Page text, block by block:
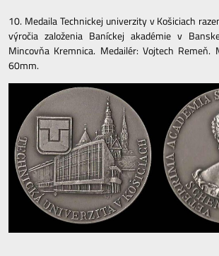
10. Medaila Technickej univerzity v Košiciach
výročia založenia Baníckej akadémie v
Mincovňa Kremnica. Medailér: Vojtech Remeň.
60mm.